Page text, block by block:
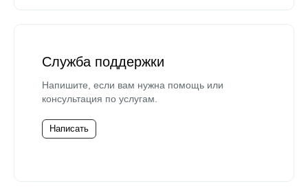
Служба поддержки
Напишите, если вам нужна помощь или
консультация по услугам.
Написать